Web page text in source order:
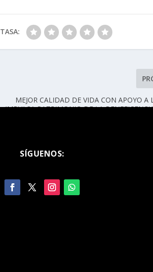
TASA:
MEJOR CALIDAD DE VIDA CON APOYO A
IMPULSA PATRIMONIO DE LA
SÍGUENOS: